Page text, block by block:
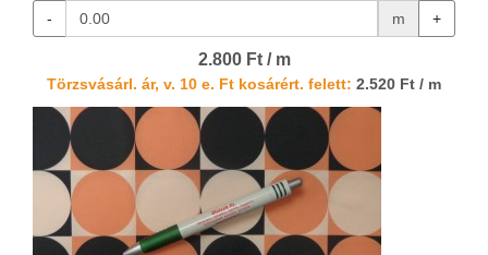
- m +
2.800 Ft / m
Törzsvásárl. ár, v. 10 e. Ft kosárért. felett: 2.520 Ft / m